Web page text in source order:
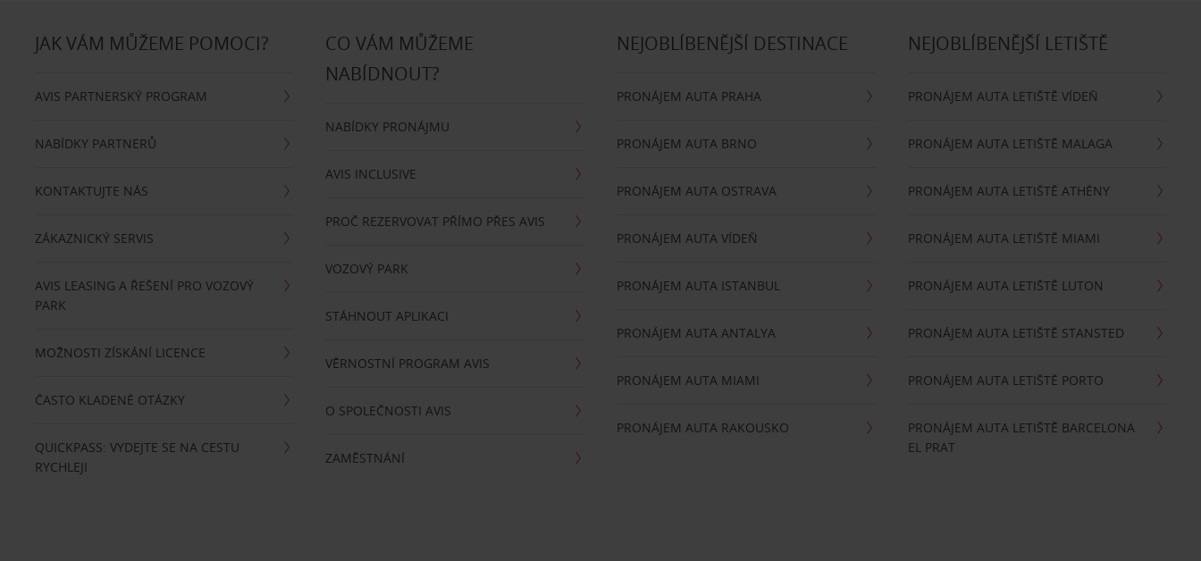
JAK VÁM MŮŽEME POMOCI?
AVIS PARTNERSKÝ PROGRAM
NABÍDKY PARTNERŮ
KONTAKTUJTE NÁS
ZÁKAZNICKÝ SERVIS
AVIS LEASING A ŘEŠENÍ PRO VOZOVÝ
PARK
MOŽNOSTI ZÍSKÁNÍ LICENCE
ČASTO KLADENÉ OTÁZKY
QUICKPASS: VYDEJTE SE NA CESTU
RYCHLEJI
CO VÁM MŮŽEME
NABÍDNOUT?
NABÍDKY PRONÁJMU
AVIS INCLUSIVE
PROČ REZERVOVAT PŘÍMO PŘES AVIS
VOZOVÝ PARK
STÁHNOUT APLIKACI
VĚRNOSTNÍ PROGRAM AVIS
O SPOLEČNOSTI AVIS
ZAMĚSTNÁNÍ
NEJOBLÍBENĚJŠÍ DESTINACE
PRONÁJEM AUTA PRAHA
PRONÁJEM AUTA BRNO
PRONÁJEM AUTA OSTRAVA
PRONÁJEM AUTA VÍDEŇ
PRONÁJEM AUTA ISTANBUL
PRONÁJEM AUTA ANTALYA
PRONÁJEM AUTA MIAMI
PRONÁJEM AUTA RAKOUSKO
NEJOBLÍBENĚJŠÍ LETIŠTĚ
PRONÁJEM AUTA LETIŠTĚ VÍDEŇ
PRONÁJEM AUTA LETIŠTĚ MALAGA
PRONÁJEM AUTA LETIŠTĚ ATHÉNY
PRONÁJEM AUTA LETIŠTĚ MIAMI
PRONÁJEM AUTA LETIŠTĚ LUTON
PRONÁJEM AUTA LETIŠTĚ STANSTED
PRONÁJEM AUTA LETIŠTĚ PORTO
PRONÁJEM AUTA LETIŠTĚ BARCELONA
EL PRAT